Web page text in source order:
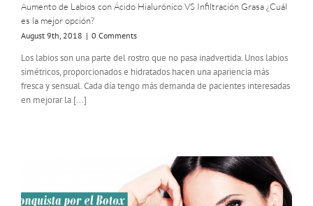
Aumento de Labios con Ácido Hialurónico VS Infiltración Grasa ¿Cuál
es la mejor opción?
August 9th, 2018 | 0 Comments
Los labios son una parte del rostro que no pasa inadvertida. Unos labios
simétricos, proporcionados e hidratados hacen una apariencia más
fresca y sensual. Cada día tengo más demanda de pacientes interesadas
en mejorar la [...]